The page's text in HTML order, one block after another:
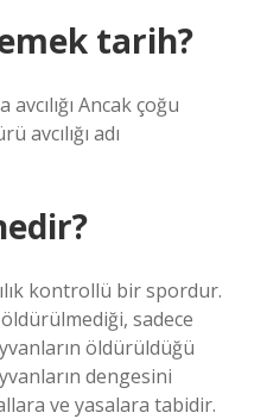
tarih?
Ancak çoğu
avcılığı adı
kontrollü bir spordur.
öldürülmediği, sadece
öldürüldüğü
dengesini
ve yasalara tabidir.